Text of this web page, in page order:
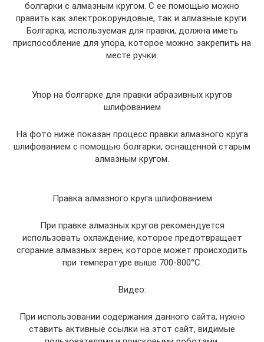
болгарки с алмазным кругом. С ее помощью можно
править как электрокорундовые, так и алмазные круги.
Болгарка, используемая для правки, должна иметь
приспособление для упора, которое можно закрепить на
месте ручки.
Упор на болгарке для правки абразивных кругов
шлифованием
На фото ниже показан процесс правки алмазного круга
шлифованием с помощью болгарки, оснащенной старым
алмазным кругом.
Правка алмазного круга шлифованием
При правке алмазных кругов рекомендуется
использовать охлаждение, которое предотвращает
сгорание алмазных зерен, которое может происходить
при температуре выше 700-800°C.
Видео:
При использовании содержания данного сайта, нужно
ставить активные ссылки на этот сайт, видимые